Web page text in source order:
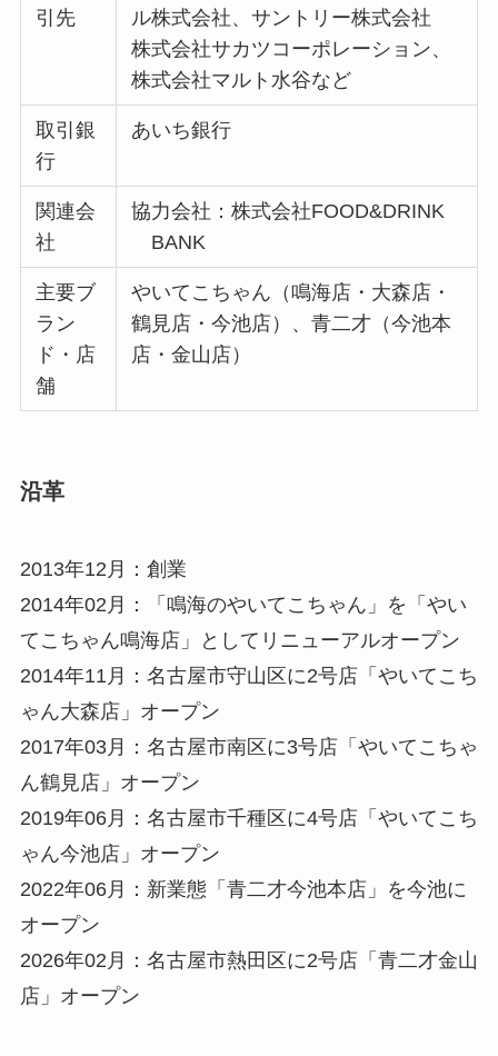
引先
ル株式会社、サントリー株式会社
株式会社サカツコーポレーション、
株式会社マルト水谷など
取引銀
行
あいち銀行
関連会
社
協力会社：株式会社FOOD&DRINK
BANK
主要ブ
ラン
ド・店
舗
やいてこちゃん（鳴海店・大森店・
鶴見店・今池店）、青二才（今池本
店・金山店）
沿革
2013年12月：創業
2014年02月：「鳴海のやいてこちゃん」を「やい
てこちゃん鳴海店」としてリニューアルオープン
2014年11月：名古屋市守山区に2号店「やいてこち
ゃん大森店」オープン
2017年03月：名古屋市南区に3号店「やいてこちゃ
ん鶴見店」オープン
2019年06月：名古屋市千種区に4号店「やいてこち
ゃん今池店」オープン
2022年06月：新業態「青二才今池本店」を今池に
オープン
2026年02月：名古屋市熱田区に2号店「青二才金山
店」オープン